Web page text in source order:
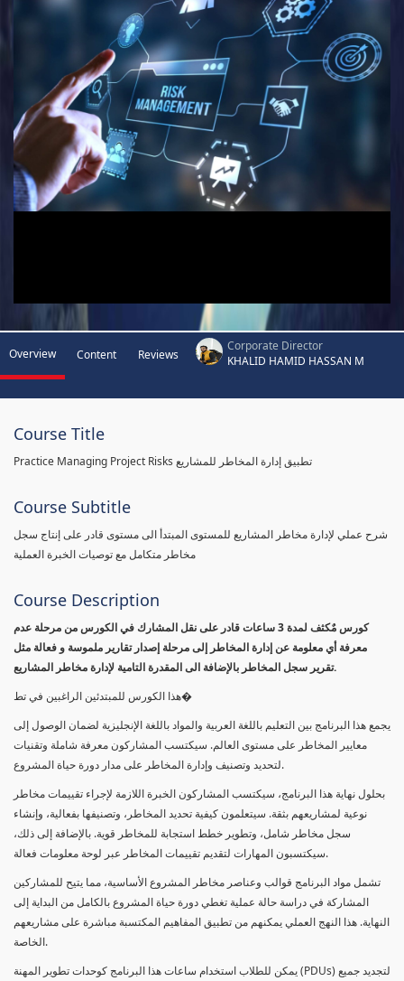
Overview Content Reviews
Corporate Director
KHALID HAMID HASSAN M
Course Title
Practice Managing Project Risks تطبيق إدارة المخاطر للمشاريع
Course Subtitle
شرح عملي لإدارة مخاطر المشاريع للمستوى المبتدأ الى مستوى قادر على إنتاج سجل
مخاطر متكامل مع توصيات الخبرة العملية
Course Description
كورس مٌكثف لمدة 3 ساعات قادر على نقل المشارك في الكورس من مرحلة عدم
معرفة أي معلومة عن إدارة المخاطر إلى مرحلة إصدار تقارير ملموسة و فعالة مثل
تقرير سجل المخاطر بالإضافة الى المقدرة التامية لإدارة مخاطر المشاريع.
هذا الكورس للمبتدئين الراغبين في تط�
يجمع هذا البرنامج بين التعليم باللغة العربية والمواد باللغة الإنجليزية لضمان الوصول إلى
معايير المخاطر على مستوى العالم. سيكتسب المشاركون معرفة شاملة وتقنيات
لتحديد وتصنيف وإدارة المخاطر على مدار دورة حياة المشروع.
بحلول نهاية هذا البرنامج، سيكتسب المشاركون الخبرة اللازمة لإجراء تقييمات مخاطر
نوعية لمشاريعهم بثقة. سيتعلمون كيفية تحديد المخاطر، وتصنيفها بفعالية، وإنشاء
سجل مخاطر شامل، وتطوير خطط استجابة للمخاطر قوية. بالإضافة إلى ذلك،
سيكتسبون المهارات لتقديم تقييمات المخاطر عبر لوحة معلومات فعالة.
تشمل مواد البرنامج قوالب وعناصر مخاطر المشروع الأساسية، مما يتيح للمشاركين
المشاركة في دراسة حالة عملية تغطي دورة حياة المشروع بالكامل من البداية إلى
النهاية. هذا النهج العملي يمكنهم من تطبيق المفاهيم المكتسبة مباشرة على مشاريعهم
الخاصة.
يمكن للطلاب استخدام ساعات هذا البرنامج كوحدات تطوير المهنة (PDUs) لتجديد جميع